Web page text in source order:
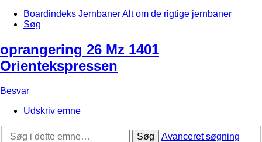
Boardindeks JernbanerAlt om de rigtige jernbaner
Søg
oprangering 26 Mz 1401
Orientekspressen
Besvar
Udskriv emne
Søg
Avanceret søgning